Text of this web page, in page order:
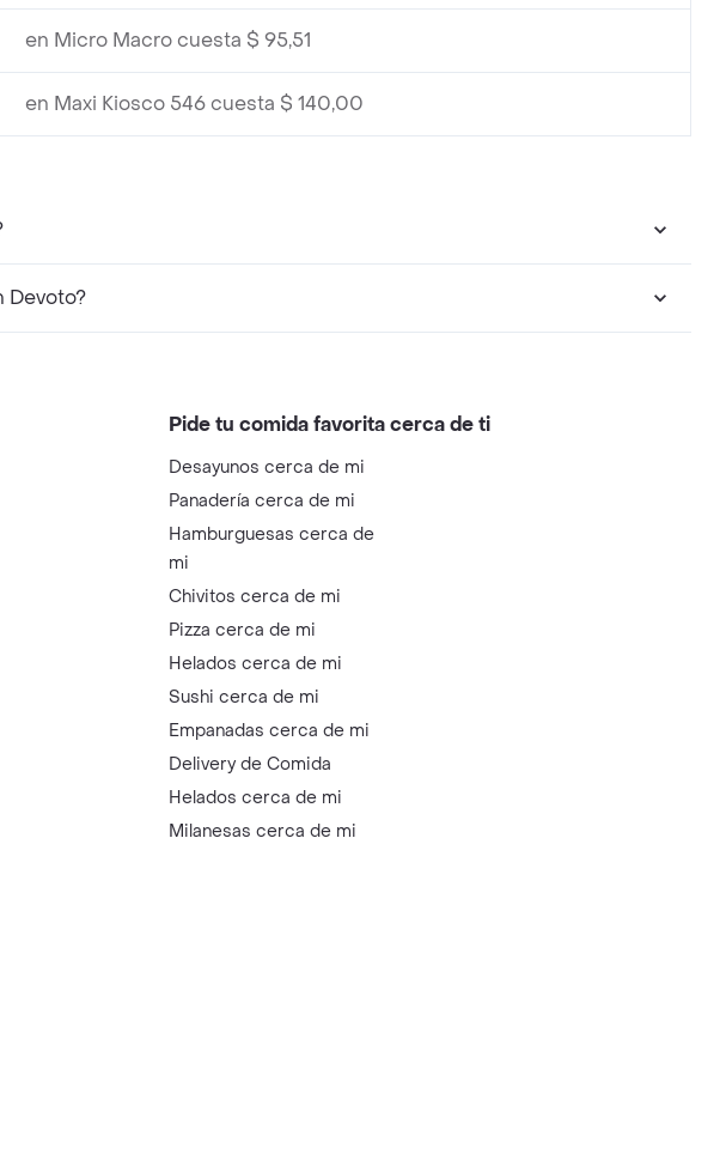
en Micro Macro cuesta $ 95,51
en Maxi Kiosco 546 cuesta $ 140,00
Devoto?
Pide tu comida favorita cerca de ti
Desayunos cerca de mi
Panadería cerca de mi
Hamburguesas cerca de
mi
Chivitos cerca de mi
Pizza cerca de mi
Helados cerca de mi
Sushi cerca de mi
Empanadas cerca de mi
Delivery de Comida
Helados cerca de mi
Milanesas cerca de mi